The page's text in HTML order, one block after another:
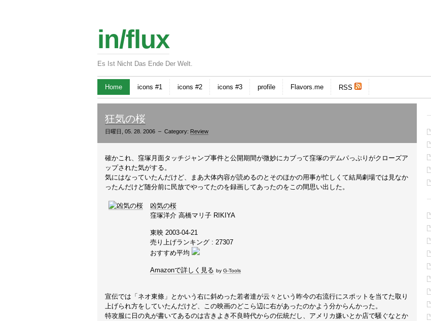
in/flux
Es Ist Nicht Das Ende Der Welt.
Home icons #1 icons #2 icons #3 profile Flavors.me RSS
狂気の桜
日曜日, 05. 28. 2006 – Category: Review
確かこれ、窪塚月面タッチジャンプ事件と公開期間が微妙にカブって窪塚のデムパっぷりがクローズア
ップされた気がする。
気にはなっていたんだけど、まあ大体内容が読めるのとそのほかの用事が忙しくて結局劇場では見なか
ったんだけど随分前に民放でやってたのを録画してあったのをこの間思い出した。
凶気の桜
窪塚洋介 高橋マリ子 RIKIYA
東映 2003-04-21
売り上げランキング : 27307
おすすめ平均
Amazonで詳しく見る by G-Tools
宣伝では「ネオ東條」とかいう右に斜めった若者達が云々という昨今の右流行にスポットを当てた取り
上げられ方をしていたんだけど、この映画のどこら辺に右があったのかよう分からんかった。
特攻服に日の丸が書いてあるのは古きよき不良時代からの伝統だし、アメリカ嫌いとか店で騒ぐなとか